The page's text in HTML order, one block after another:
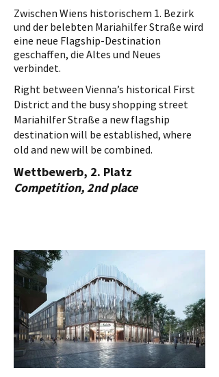
Zwischen Wiens historischem 1. Bezirk
und der belebten Mariahilfer Straße wird
eine neue Flagship-Destination
geschaffen, die Altes und Neues
verbindet.
Right between Vienna’s historical First
District and the busy shopping street
Mariahilfer Straße a new flagship
destination will be established, where
old and new will be combined.
Wettbewerb, 2. Platz
Competition, 2nd place